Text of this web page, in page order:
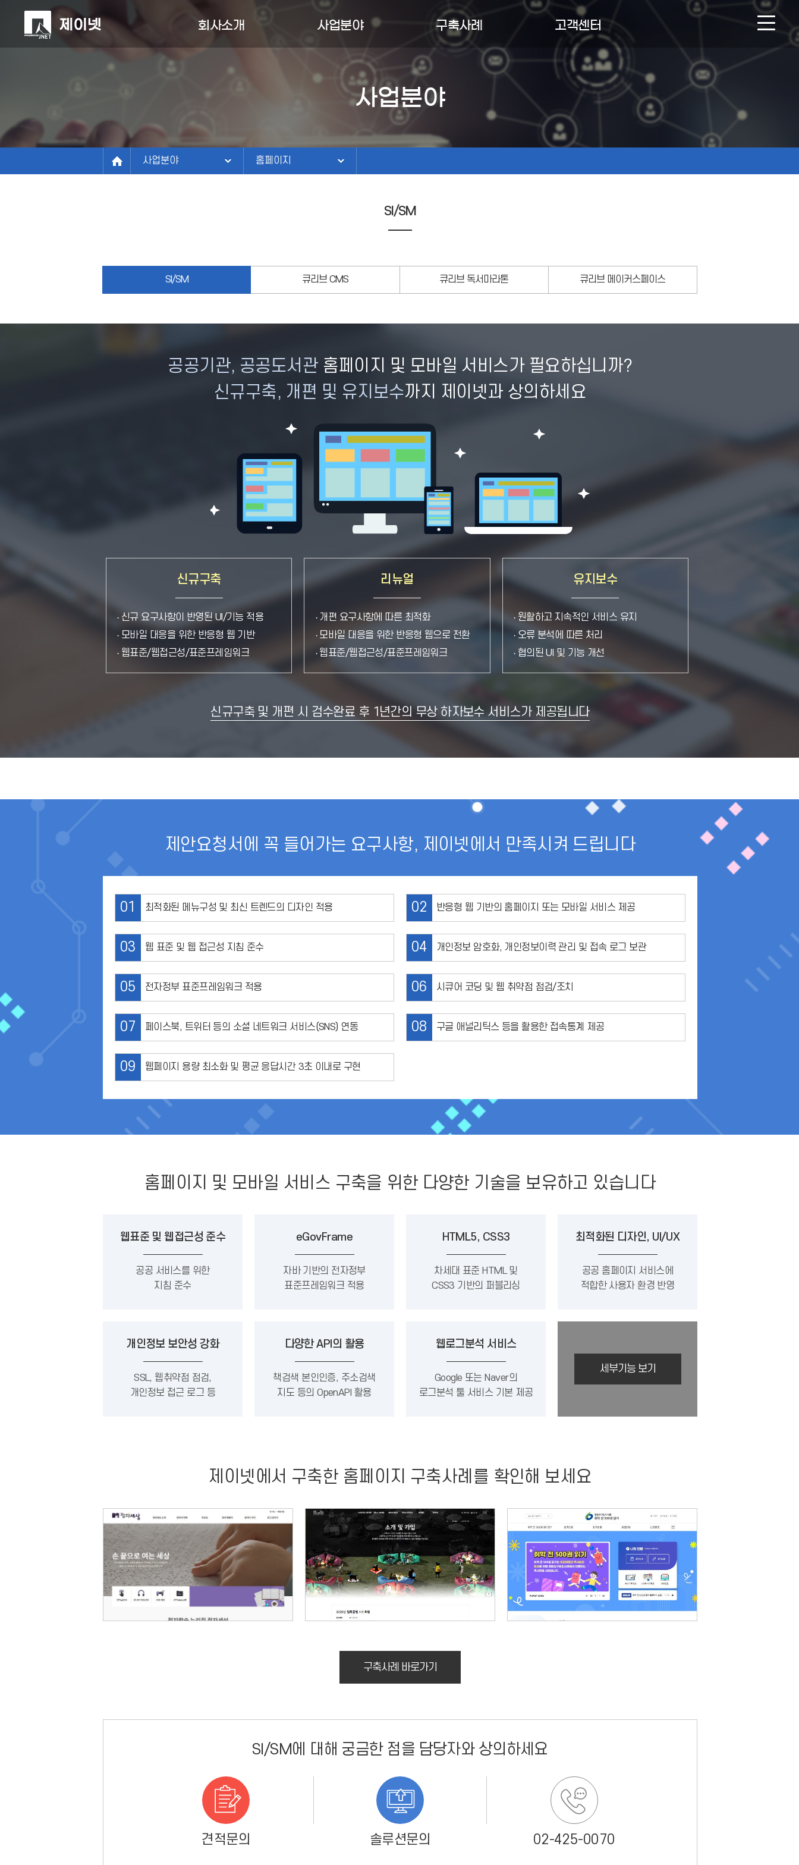
회사소개
회사소개
파트너
사업분야
AI솔루션/콘텐츠
도서검색솔루션
ICT시스템
구축사례 고객센터
NEWS & BOARD
온라인문의
사업분야
사업분야
회사소개
고객센터
홈페이지
AI솔루션/콘텐츠
도서검색솔루션
SI/SM
SI/SM 큐리브 CMS 큐리브 독서마라톤 큐리브 메이커스페이스
공공기관, 공공도서관 홈페이지 및 모바일 서비스가 필요하십니까?
신규구축, 개편 및 유지보수까지 제이넷과 상의하세요
신규구축
신규 요구사항이 반영된 UI/기능 적용
모바일 대응을 위한 반응형 웹 기반
웹표준/웹접근성/표준프레임워크
리뉴얼
개편 요구사항에 따른 최적화
모바일 대응을 위한 반응형 웹으로 전환
웹표준/웹접근성/표준프레임워크
유지보수
원활하고 지속적인 서비스 유지
오류 분석에 따른 처리
협의된 UI 및 기능 개선
신규구축 및 개편 시 검수완료 후 1년간의 무상 하자보수 서비스가 제공됩니다
제안요청서에 꼭 들어가는 요구사항, 제이넷에서 만족시켜 드립니다
01 최적화된 메뉴구성 및 최신 트렌드의 디자인 적용 02 반응형 웹 기반의 홈페이지 또는 모바일 서비스 제공
03 웹 표준 및 웹 접근성 지침 준수 04 개인정보 암호화, 개인정보이력 관리 및 접속 로그 보관
05 전자정부 표준프레임워크 적용 06 시큐어 코딩 및 웹 취약점 점검/조치
07 페이스북, 트위터 등의 소셜 네트워크 서비스(SNS) 연동 08 구글 애널리틱스 등을 활용한 접속통계 제공
09 웹페이지 용량 최소화 및 평균 응답시간 3초 이내로 구현
홈페이지 및 모바일 서비스 구축을 위한 다양한 기술을 보유하고 있습니다
웹표준 및 웹접근성 준수
공공 서비스를 위한
지침 준수
eGovFrame
자바 기반의 전자정부
표준프레임워크 적용
HTML5, CSS3
차세대 표준 HTML 및
CSS3 기반의 퍼블리싱
최적화된 디자인, UI/UX
공공 홈페이지 서비스에
적합한 사용자 환경 반영
개인정보 보안성 강화
SSL, 웹취약점 점검,
개인정보 접근 로그 등
다양한 API의 활용
책검색 본인인증, 주소검색
지도 등의 OpenAPI 활용
웹로그분석 서비스
Google 또는 Naver의
로그분석 툴 서비스 기본 제공
세부기능 보기
제이넷에서 구축한 홈페이지 구축사례를 확인해 보세요
구축사례 바로가기
SI/SM에 대해 궁금한 점을 담당자와 상의하세요
견적문의 솔루션문의 02-425-0070